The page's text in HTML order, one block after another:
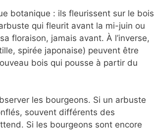
botanique : ils fleurissent sur le bois
qui fleurit avant la mi-juin ou
floraison, jamais avant. À l’inverse,
spirée japonaise) peuvent être
bois qui pousse à partir du
les bourgeons. Si un arbuste
souvent différents des
Si les bourgeons sont encore